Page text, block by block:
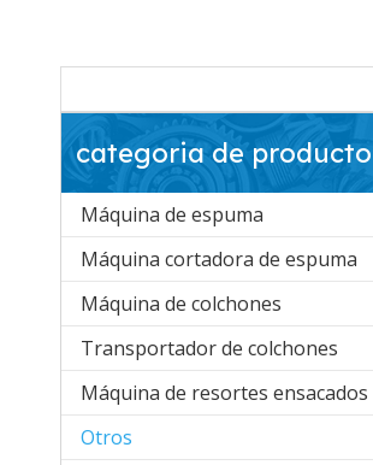
categoria de producto
Máquina de espuma
Máquina cortadora de espuma
Máquina de colchones
Transportador de colchones
Máquina de resortes ensacados
Otros